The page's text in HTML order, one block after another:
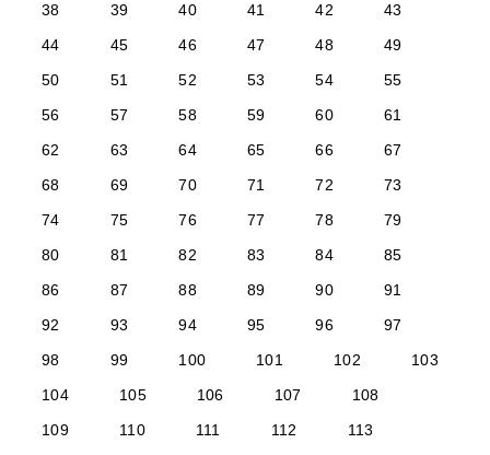
38
39 40 41 42
43
44
45 46 47 48
49
50
51 52 53 54
55
56
57 58 59 60
61
62
63 64 65 66
67
68
69 70 71 72
73
74
75 76 77 78
79
80
81 82 83 84
85
86
87 88 89 90
91
92
93 94 95 96
97
98
99 100 101 102
103
104
105 106 107
108
109
110 111 112
113